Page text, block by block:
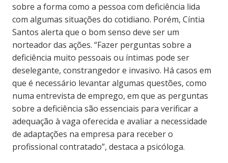
sobre a forma como a pessoa com deficiência lida
com algumas situações do cotidiano. Porém, Cíntia
Santos alerta que o bom senso deve ser um
norteador das ações. “Fazer perguntas sobre a
deficiência muito pessoais ou íntimas pode ser
deselegante, constrangedor e invasivo. Há casos em
que é necessário levantar algumas questões, como
numa entrevista de emprego, em que as perguntas
sobre a deficiência são essenciais para verificar a
adequação à vaga oferecida e avaliar a necessidade
de adaptações na empresa para receber o
profissional contratado”, destaca a psicóloga.